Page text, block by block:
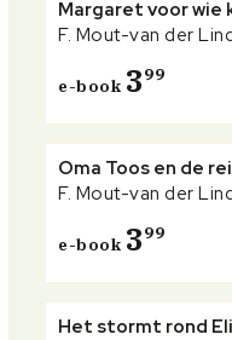
Margaret voor wie
F. Mout-van der
e-book 399
Oma Toos en de
F. Mout-van der
e-book 399
Het stormt rond